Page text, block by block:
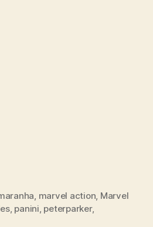
marvel action Marvel
, panini peterparker,